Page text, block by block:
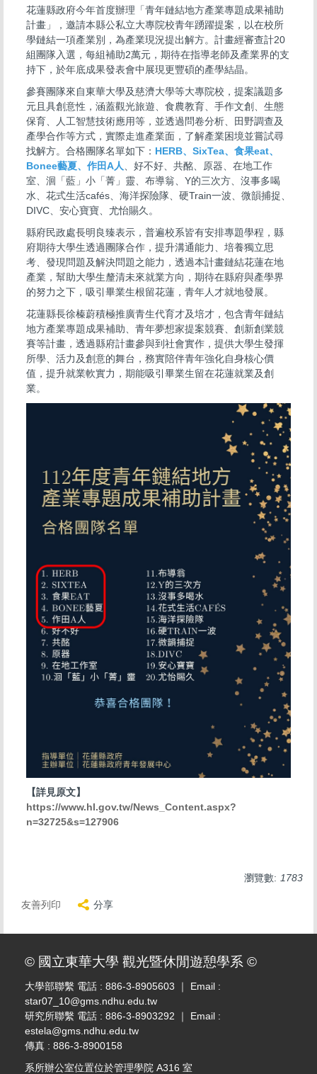
花蓮縣政府今年首度辦理「青年鏈結地方產業專題成果補助
計畫」，邀請本縣公私立大專院校青年踴躍提案，以在校所
學鏈結一項產業別，為產業現況提出解方。計畫經審查計20
組團隊入選，每組補助2萬元，期待在指導老師及產業界的支
持下，於年底成果發表會中展現更豐碩的產學結晶。
參賽團隊來自東華大學及慈濟大學等大專院校，提案議題多
元且具創意性，涵蓋觀光旅遊、食農教育、手作文創、生態
保育、人工智慧技術應用等，並透過問卷分析、田野調查及
產學合作等方式，實際走進產業面，了解產業困境並嘗試尋
找解方。合格團隊名單如下： HERB、SixTea、食果eat、
Bonee藝夏、作田A人
、好不好、共酩、原器、在地工作
室、洄「藍」小「菁」靈、布導翁、Y的三次方、沒事多喝
水、花式生活cafés、海洋探險隊、硬Train一波、微韻捕捉、
DIVC、安心寶寶、尤怡賜久。
縣府民政處長明良臻表示，普遍校系皆有安排專題學程，縣
府期待大學生透過團隊合作，提升溝通能力、培養獨立思
考、發現問題及解決問題之能力，透過本計畫鏈結花蓮在地
產業，幫助大學生釐清未來就業方向，期待在縣府與產學界
的努力之下，吸引畢業生根留花蓮，青年人才就地發展。
花蓮縣長徐榛蔚積極推廣青生代育才及培才，包含青年鏈結
地方產業專題成果補助、青年夢想家提案競賽、創新創業競
賽等計畫，透過縣府計畫參與到社會實作，提供大學生發揮
所學、活力及創意的舞台，務實陪伴青年強化自身核心價
值，提升就業軟實力，期能吸引畢業生留在花蓮就業及創
業。
【詳見原文】
https://www.hl.gov.tw/News_Content.aspx?
n=32725&s=127906
瀏覽數: 1783
友善列印 分享
© 國立東華大學 觀光暨休閒遊憩學系 ©
大學部聯繫 電話 : 886-3-8905603 ｜ Email :
star07_10@gms.ndhu.edu.tw
研究所聯繫 電話 : 886-3-8903292 ｜ Email :
estela@gms.ndhu.edu.tw
傳真 : 886-3-8900158
系所辦公室位置位於管理學院 A316 室